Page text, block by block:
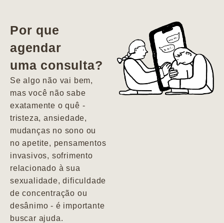
vida. Ela me
encontrou num
estado misto de
depressão e
agitação com
pensamentos
Por que
agendar
uma consulta?
Se algo não vai bem,
mas você não sabe
exatamente o quê -
tristeza, ansiedade,
mudanças no sono ou
no apetite, pensamentos
invasivos, sofrimento
relacionado à sua
sexualidade, dificuldade
de concentração ou
desânimo - é importante
buscar ajuda.